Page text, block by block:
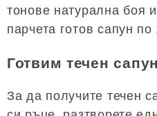
тонове натурална
парчета готов сапун
Готвим течен сапун
За да получите течен